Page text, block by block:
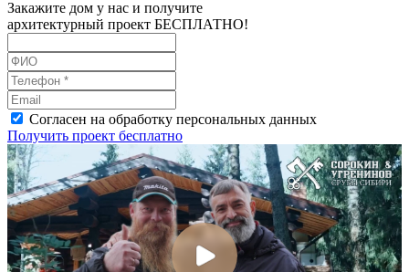
Закажите дом у нас и получите
архитектурный проект БЕСПЛАТНО!
Согласен на обработку персональных данных
Получить проект бесплатно